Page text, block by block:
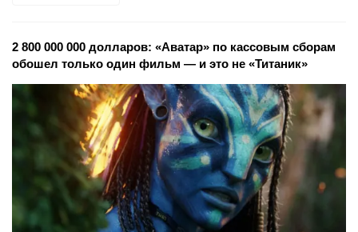
2 800 000 000 долларов: «Аватар» по кассовым сборам
обошел только один фильм — и это не «Титаник»